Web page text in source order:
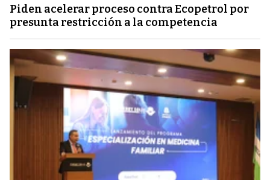
Piden acelerar proceso contra Ecopetrol por
presunta restricción a la competencia